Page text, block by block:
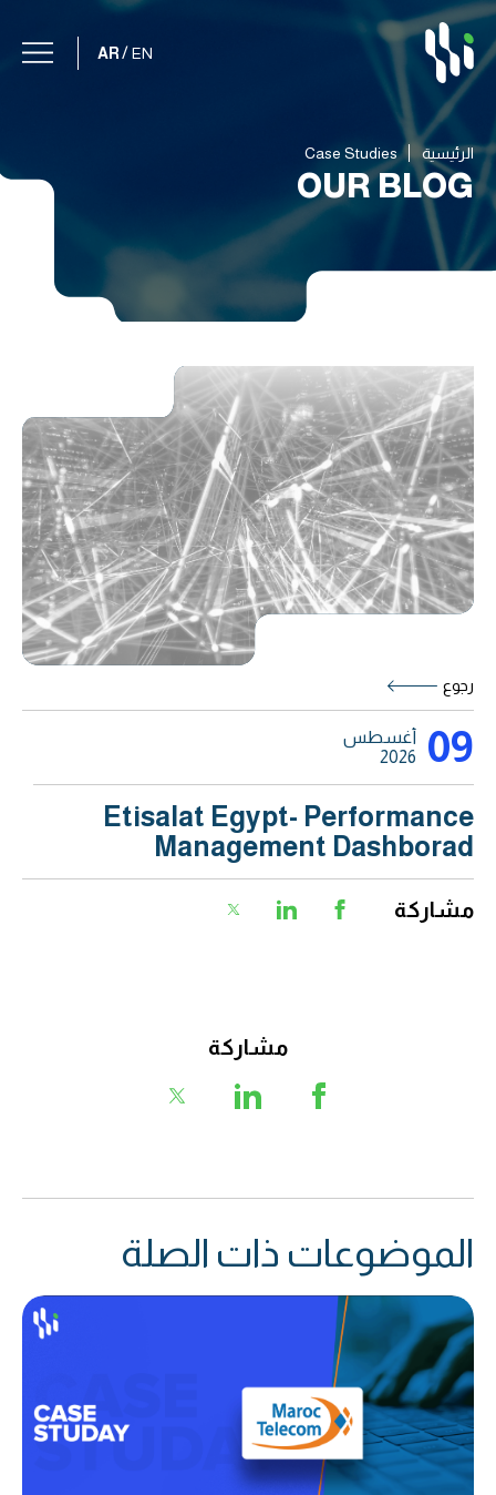
AR/EN
الرئيسية Case Studies
OUR BLOG
رجوع
09
أغسطس
2026
Etisalat Egypt- Performance
Management Dashborad
مشاركة
مشاركة
الموضوعات ذات الصلة